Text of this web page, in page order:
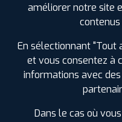
FAIRE
Sous réserve
améliorer notre site
En sélectionnant "Tout
et vous consentez à
informations avec
Dans le cas où